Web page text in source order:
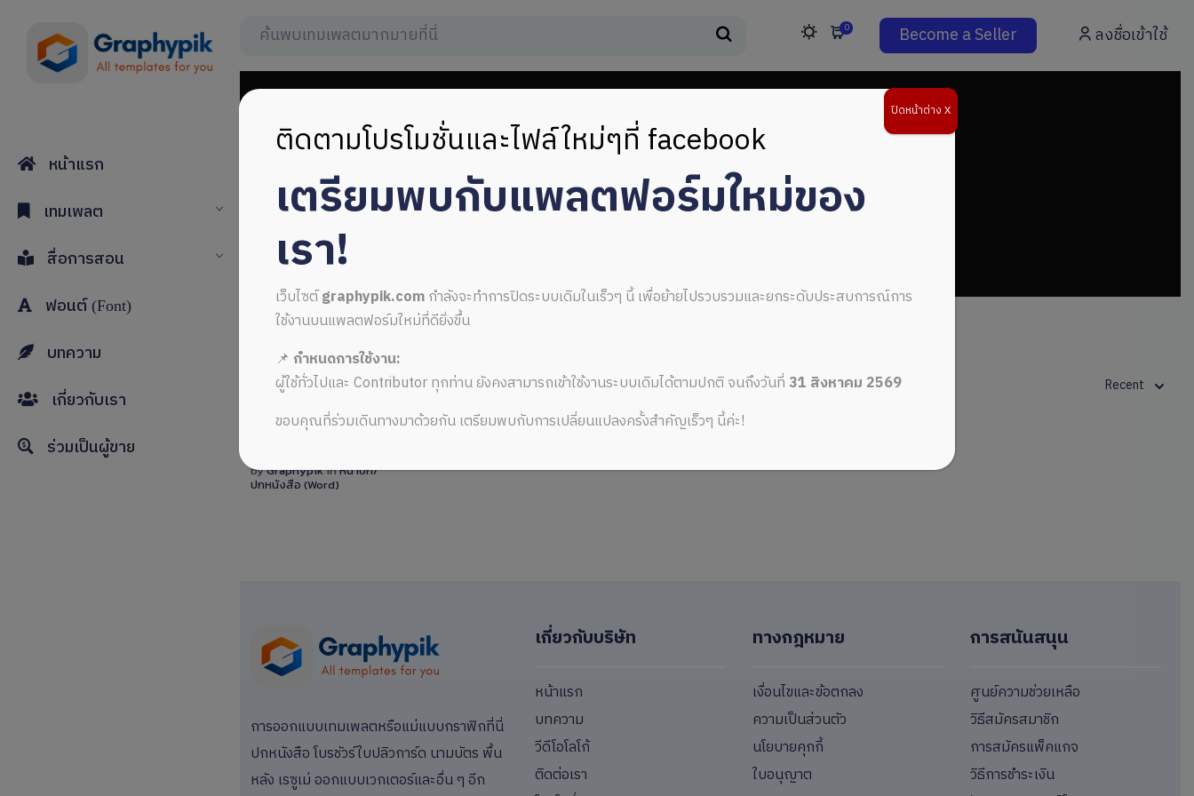
หน้าแรก
เทมเพลต
สื่อการสอน
ฟอนต์ (Font)
บทความ
เกี่ยวกับเรา
ร่วมเป็นผู้ขาย
0 Become a Seller ลงชื่อเข้าใช้
หน้าปกสีสันสดใส
ALL MUSIC FROM หน้าปกสีสันสดใส Recent
Details
byGraphypikinหน้าปก/
ปกหนังสือ (Word)
การออกแบบเทมเพลตหรือแม่แบบกราฟิกที่นี่
ปกหนังสือ โบรชัวร์ใบปลิวการ์ด นามบัตร พื้น
หลัง เรซูเม่ ออกแบบเวกเตอร์และอื่น ๆ อีก
เกี่ยวกับบริษัท
หน้าแรก
บทความ
วีดีโอโลโก้
ติดต่อเรา
ทางกฎหมาย
เงื่อนไขและข้อตกลง
ความเป็นส่วนตัว
นโยบายคุกกี้
ใบอนุญาต
การสนันสนุน
ศูนย์ความช่วยเหลือ
วิธีสมัครสมาชิก
การสมัครแพ็คแกจ
วิธีการชำระเงิน
ติดตามโปรโมชั่นและไฟล์ใหม่ๆที่ facebook
เตรียมพบกับแพลตฟอร์มใหม่ของ
เรา!
เว็บไซต์graphypik.comกำลังจะทำการปิดระบบเดิมในเร็วๆ นี้ เพื่อย้ายไปรวบรวมและยกระดับประสบการณ์การ
ใช้งานบนแพลตฟอร์มใหม่ที่ดียิ่งขึ้น
📌 กำหนดการใช้งาน:
ผู้ใช้ทั่วไปและ Contributor ทุกท่าน ยังคงสามารถเข้าใช้งานระบบเดิมได้ตามปกติ จนถึงวันที่ 31 สิงหาคม 2569
ขอบคุณที่ร่วมเดินทางมาด้วยกัน เตรียมพบกับการเปลี่ยนแปลงครั้งสำคัญเร็วๆ นี้ค่ะ!
ปิดหน้าต่าง X